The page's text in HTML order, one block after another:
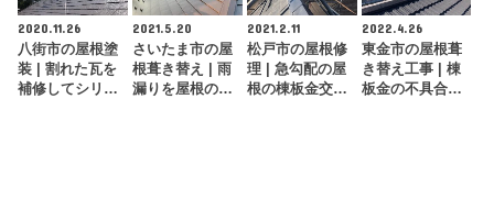
2020.11.26
八街市の屋根塗
装 | 割れた瓦を
補修してシリコ
2021.5.20
さいたま市の屋
根葺き替え | 雨
漏りを屋根の葺
2021.2.11
松戸市の屋根修
理 | 急勾配の屋
根の棟板金交換
2022.4.26
東金市の屋根葺
き替え工事 | 棟
板金の不具合を